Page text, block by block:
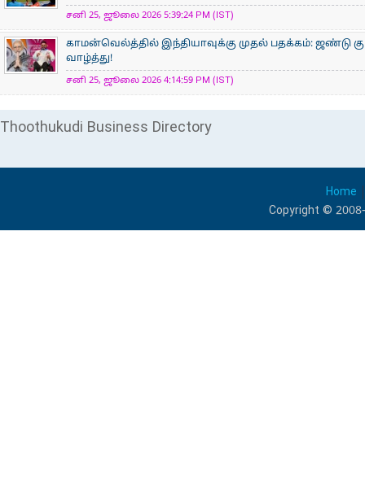
சனி 25, ஜூலை 2026 5:39:24 PM (IST)
காமன்வெல்த்தில் இந்தியாவுக்கு முதல் பதக்கம்: ஜண்டு
வாழ்த்து!
சனி 25, ஜூலை 2026 4:14:59 PM (IST)
Thoothukudi Business Directory
Home
Copyright ©